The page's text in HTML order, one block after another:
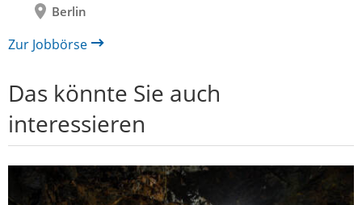
Berlin
Zur Jobbörse
Das könnte Sie auch
interessieren